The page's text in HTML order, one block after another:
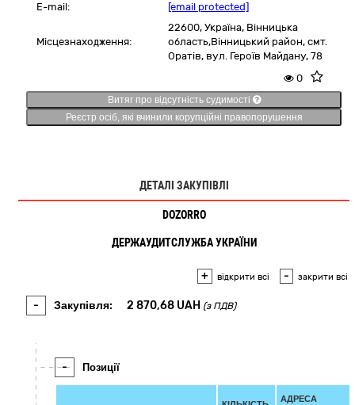
E-mail:
[email protected]
Місцезнаходження:
22600, Україна, Вінницька
область,Вінницький район, смт.
Оратів, вул. Героїв Майдану, 78
0
Витяг про відсутність судимості
Реєстр осіб, які вчинили корупційні правопорушення
ДЕТАЛІ ЗАКУПІВЛІ
DOZORRO
ДЕРЖАУДИТСЛУЖБА УКРАЇНИ
+ відкрити всі - закрити всі
- Закупівля: 2 870,68 UAH (з ПДВ)
- Позиції
АДРЕСА